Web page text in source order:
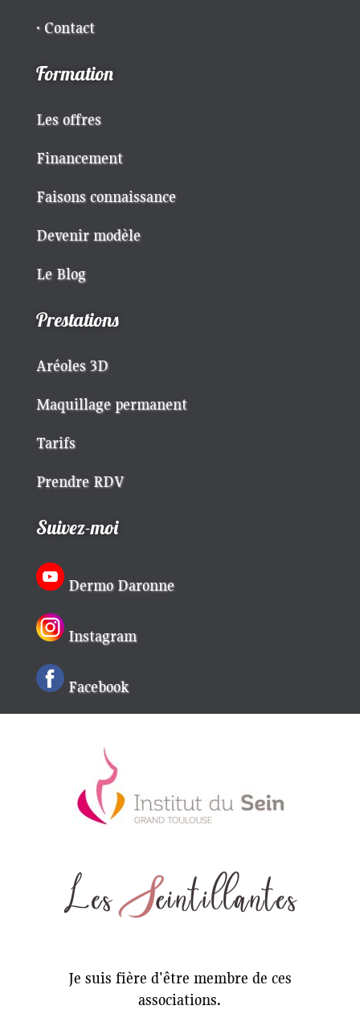
· Contact
Formation
Les offres
Financement
Faisons connaissance
Devenir modèle
Le Blog
Prestations
Aréoles 3D
Maquillage permanent
Tarifs
Prendre RDV
Suivez-moi
Dermo Daronne
Instagram
Facebook
Je suis fière d'être membre de ces
associations.